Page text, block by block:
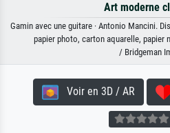
Art moderne
Gamin avec une guitare · Antonio Mancini.
papier photo, carton aquarelle, papier
/ Bridgeman
Voir en 3D / AR